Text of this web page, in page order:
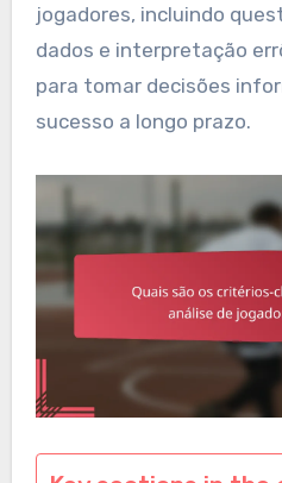
jogadores, incluindo
dados e interpretação
para tomar decisões
sucesso a longo prazo.